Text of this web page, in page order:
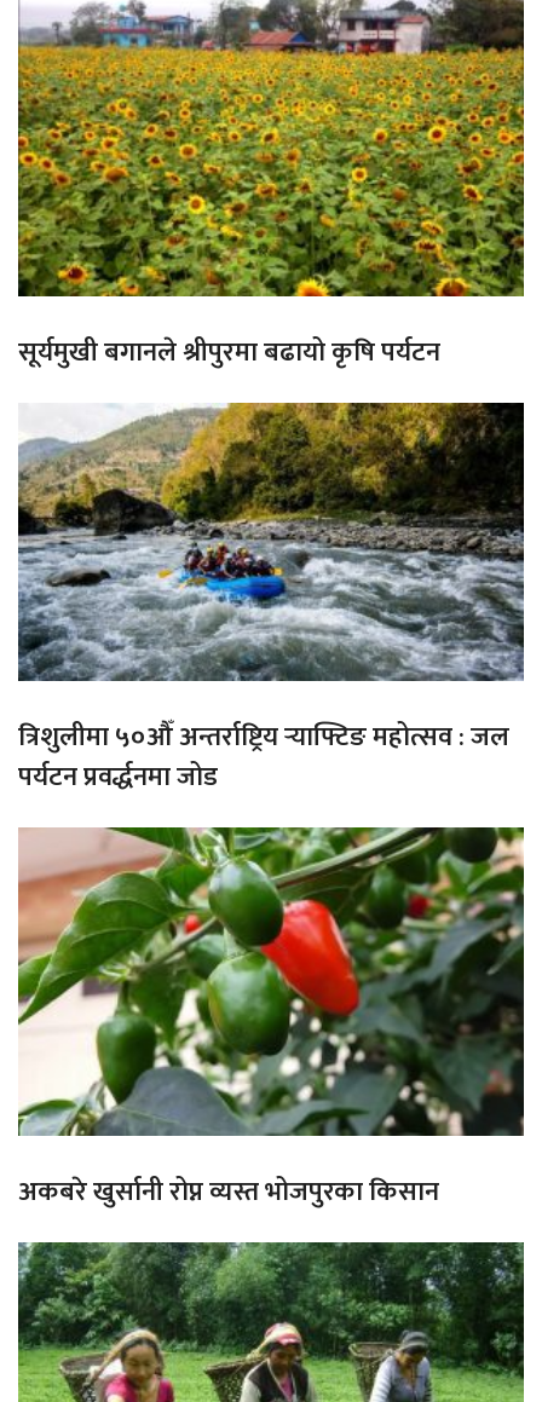
सूर्यमुखी बगानले श्रीपुरमा बढायो कृषि पर्यटन
त्रिशुलीमा ५०औँ अन्तर्राष्ट्रिय र्‍याफ्टिङ महोत्सव : जल
पर्यटन प्रवर्द्धनमा जोड
अकबरे खुर्सानी रोप्न व्यस्त भोजपुरका किसान